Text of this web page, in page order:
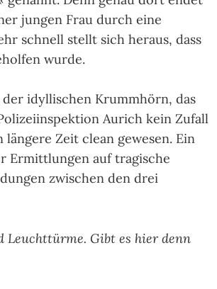
jungen Frau durch eine
schnell stellt sich heraus, dass
wurde.
idyllischen Krummhörn, das
Aurich kein Zufall
Zeit clean gewesen. Ein
Ermittlungen auf tragische
zwischen den drei
Gibt es hier denn